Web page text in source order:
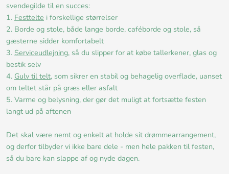
svendegilde til en succes:
1. Festtelte i forskellige størrelser
2. Borde og stole, både lange borde, caféborde og stole, så
gæsterne sidder komfortabelt
3. Serviceudlejning, så du slipper for at købe tallerkener, glas og
bestik selv
4. Gulv til telt, som sikrer en stabil og behagelig overflade, uanset
om teltet står på græs eller asfalt
5. Varme og belysning, der gør det muligt at fortsætte festen
langt ud på aftenen
Det skal være nemt og enkelt at holde sit drømmearrangement,
og derfor tilbyder vi ikke bare dele - men hele pakken til festen,
så du bare kan slappe af og nyde dagen.